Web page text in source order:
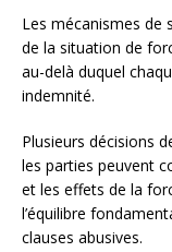
Les mécanismes de
de la situation de
au-delà duquel
indemnité.
Plusieurs décisions
les parties peuvent
et les effets de la
l’équilibre
clauses abusives.